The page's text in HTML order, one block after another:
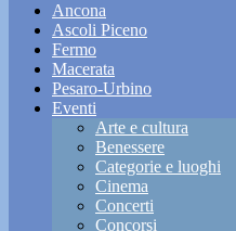
Ancona
Ascoli Piceno
Fermo
Macerata
Pesaro-Urbino
Eventi
Arte e cultura
Benessere
Categorie e luoghi
Cinema
Concerti
Concorsi